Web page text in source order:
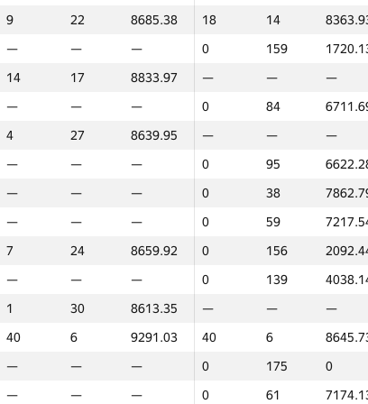
9 22 8685.38 18 14
— — — 0 159
14 17 8833.97 — — —
— — — 0 84
4 27 8639.95 — — —
— — — 0 95
— — — 0 38
— — — 0 59
7 24 8659.92 0 156
— — — 0 139
1 30 8613.35 — — —
40 6 9291.03 40 6
— — — 0 175 0
— — — 0 61
100 1 9844.13 100 1
18 14 8982.12 — — —
— — — 0 149 3090.78
— — — 0 142
— — — 0 141 3618.18
75 2 9663.44 32 8
— — — 0 175 0
— — — 0 106 6478.4
— — — 0 158
— — — 0 97
— — — 0 49 7648.64
— — — 0 150
— — — 0 73 6948.34
13 18 8789.29 — — —